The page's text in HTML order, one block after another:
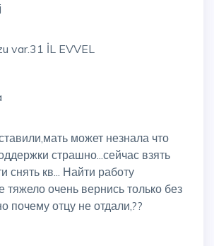
var.31 İL EVVEL
может незнала что
страшно...сейчас взять
снять кв... Найти работу
тяжело очень вернись только без
почему отцу не отдали,??